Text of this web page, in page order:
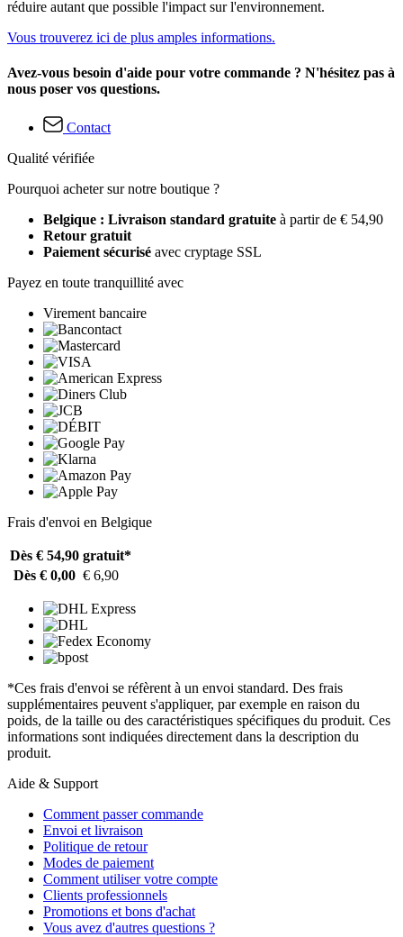
réduire autant que possible l'impact sur l'environnement.
Vous trouverez ici de plus amples informations.
Avez-vous besoin d'aide pour votre commande ? N'hésitez pas à
nous poser vos questions.
Contact
Qualité vérifiée
Pourquoi acheter sur notre boutique ?
Belgique : Livraison standard gratuite à partir de € 54,90
Retour gratuit
Paiement sécurisé avec cryptage SSL
Payez en toute tranquillité avec
Virement bancaire
Frais d'envoi en Belgique
Dès € 54,90 gratuit*
Dès € 0,00 € 6,90
*Ces frais d'envoi se réfèrent à un envoi standard. Des frais
supplémentaires peuvent s'appliquer, par exemple en raison du
poids, de la taille ou des caractéristiques spécifiques du produit. Ces
informations sont indiquées directement dans la description du
produit.
Aide & Support
Comment passer commande
Envoi et livraison
Politique de retour
Modes de paiement
Comment utiliser votre compte
Clients professionnels
Promotions et bons d'achat
Vous avez d'autres questions ?